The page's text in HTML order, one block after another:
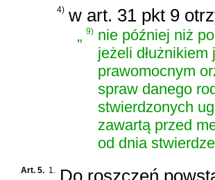
4) w art. 31 pkt 9
„9) nie później niż
jeżeli
prawomocnym
spraw danego
stwierdzonych
zawartą przed
od dnia
Art. 5. 1.